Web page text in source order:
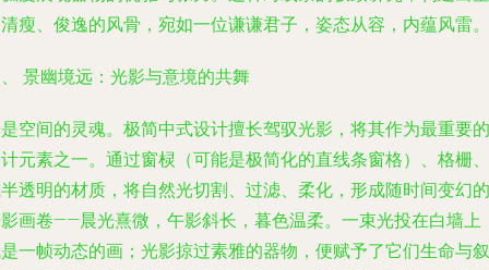
瘦、俊逸的风骨，宛如一位谦谦君子，姿态从容，内蕴风雷。
景幽境远：光影与意境的共舞
空间的灵魂。极简中式设计擅长驾驭光影，将其作为最重要的
元素之一。通过窗棂（可能是极简化的直线条窗格）、格栅、
透明的材质，将自然光切割、过滤、柔化，形成随时间变幻的
画卷——晨光熹微，午影斜长，暮色温柔。一束光投在白墙上
一帧动态的画；光影掠过素雅的器物，便赋予了它们生命与叙